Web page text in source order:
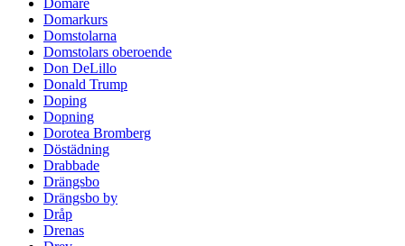
Domarkurs
Domstolarna
Domstolars oberoende
Don DeLillo
Donald Trump
Doping
Dopning
Dorotea Bromberg
Döstädning
Drabbade
Drängsbo
Drängsbo by
Dråp
Drenas